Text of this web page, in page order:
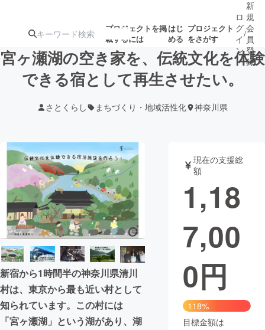
プロジェクトを掲
載するには
はじ
める
プロジェクト
をさがす
ターン
ジェクト
募集終了が近いプ
ロジェクト
もうすぐ公開
されます
アート・写真 音楽
テクノロジー・ガジェット ゲーム・サ
映像・映画
ビジネス・起業
まちづくり・地域活性化
CAMPFIRE for Social Good
CAMPFIRE Creation
ロ
グ
イ
ン
/
新
規
会
員
登
録
宮ヶ瀬湖の空き家を、伝統文化を体験
できる宿として再生させたい。
さとくらし まちづくり・地域活性化 神奈川県
新宿から1時間半の神奈川県清川
村は、東京から最も近い村として
知られています。この村には
「宮ヶ瀬湖」という湖があり、湖
現在の支援総
額
1,18
7,00
0円
118%
目標金額は